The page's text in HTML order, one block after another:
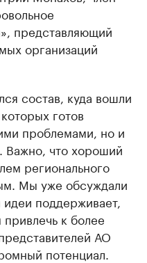
представляющий
организаций
состав, куда вошли
готов
проблемами, но и
Важно, что хороший
регионального
Мы уже обсуждали
поддерживает,
к более
АО
потенциал.